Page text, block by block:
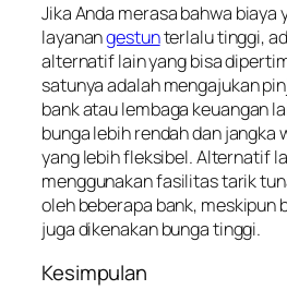
Jika Anda merasa bahwa biaya
layanangestunterlalu tinggi,
alternatif lain yang bisa
satunya adalah mengajukan
bank atau lembaga keuangan
bunga lebih rendah dan jangka
yang lebih fleksibel. Alternatif
menggunakan fasilitas tarik
oleh beberapa bank, meskipun
juga dikenakan bunga tinggi.
Kesimpulan